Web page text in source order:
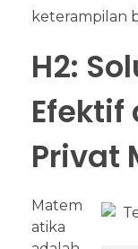
keterampilan
H2:
Efektif
Privat
Matem
atika